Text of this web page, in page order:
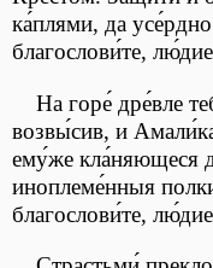
ка́плями, да
благослови́те,
На горе́ дре́вле
возвы́сив, и
ему́же кла́няющеся
иноплеме́нныя
благослови́те,